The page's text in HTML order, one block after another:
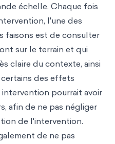
échelle. Chaque fois
l'une des
faisons est de consulter
sur le terrain et qui
claire du contexte, ainsi
des effets
pourrait avoir
afin de ne pas négliger
de l'intervention.
de ne pas